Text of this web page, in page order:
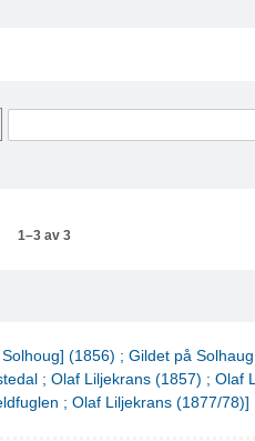
1–3 av 3
(1856) ; Gildet på
; Olaf Liljekrans (1857) ; Olaf
; Olaf Liljekrans (1877/78)]